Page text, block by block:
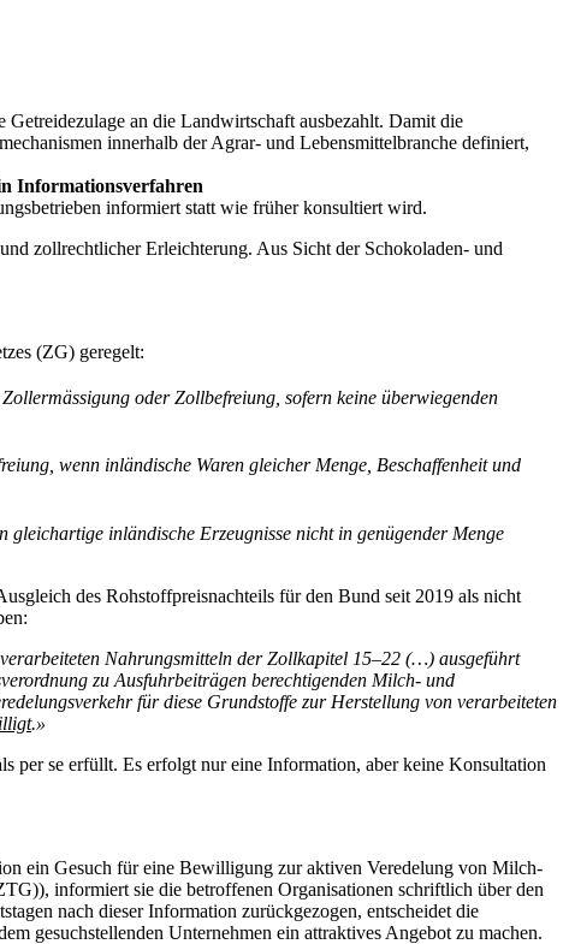
an die Landwirtschaft ausbezahlt. Damit die
innerhalb der Agrar- und Lebensmittelbranche definiert,
Informationsverfahren
informiert statt wie früher konsultiert wird.
zollrechtlicher Erleichterung. Aus Sicht der Schokoladen- und
(ZG) geregelt:
oder Zollbefreiung, sofern keine überwiegenden
wenn inländische Waren gleicher Menge, Beschaffenheit und
inländische Erzeugnisse nicht in genügender Menge
des Rohstoffpreisnachteils für den Bund seit 2019 als nicht
Nahrungsmitteln der Zollkapitel 15–22 (…) ausgeführt
zu Ausfuhrbeiträgen berechtigenden Milch- und
für diese Grundstoffe zur Herstellung von verarbeiteten
.»
per se erfüllt. Es erfolgt nur eine Information, aber keine Konsultation
ein Gesuch für eine Bewilligung zur aktiven Veredelung von Milch-
informiert sie die betroffenen Organisationen schriftlich über den
nach dieser Information zurückgezogen, entscheidet die
gesuchstellenden Unternehmen ein attraktives Angebot zu machen.